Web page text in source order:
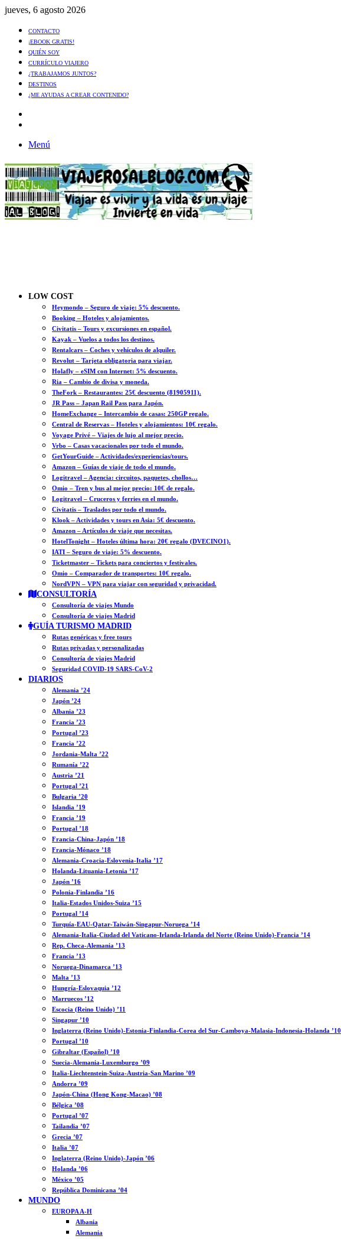
jueves, 6 agosto 2026
CONTACTO
¡EBOOK GRATIS!
QUIÉN SOY
CURRÍCULO VIAJERO
¿TRABAJAMOS JUNTOS?
DESTINOS
¿ME AYUDAS A CREAR CONTENIDO?
Menú
LOW COST
Heymondo – Seguro de viaje: 5% descuento.
Booking – Hoteles y alojamientos.
Civitatis – Tours y excursiones en español.
Kayak – Vuelos a todos los destinos.
Rentalcars – Coches y vehículos de alquiler.
Revolut – Tarjeta obligatoria para viajar.
Holafly – eSIM con Internet: 5% descuento.
Ria – Cambio de divisa y moneda.
TheFork – Restaurantes: 25€ descuento (81905911).
JR Pass – Japan Rail Pass para Japón.
HomeExchange – Intercambio de casas: 250GP regalo.
Central de Reservas – Hoteles y alojamientos: 10€ regalo.
Voyage Privé – Viajes de lujo al mejor precio.
Vrbo – Casas vacacionales por todo el mundo.
GetYourGuide – Actividades/experiencias/tours.
Amazon – Guías de viaje de todo el mundo.
Logitravel – Agencia: circuitos, paquetes, chollos…
Omio – Tren y bus al mejor precio: 10€ de regalo.
Logitravel – Cruceros y ferries en el mundo.
Civitatis – Traslados por todo el mundo.
Klook – Actividades y tours en Asia: 5€ descuento.
Amazon – Artículos de viaje que necesitas.
HotelTonight – Hoteles última hora: 20€ regalo (DVECINO1).
IATI – Seguro de viaje: 5% descuento.
Ticketmaster – Tickets para conciertos y festivales.
Omio – Comparador de transportes: 10€ regalo.
NordVPN – VPN para viajar con seguridad y privacidad.
CONSULTORÍA
Consultoría de viajes Mundo
Consultoría de viajes Madrid
GUÍA TURISMO MADRID
Rutas genéricas y free tours
Rutas privadas y personalizadas
Consultoría de viajes Madrid
Seguridad COVID-19 SARS-CoV-2
DIARIOS
Alemania ’24
Japón ’24
Albania ’23
Francia ’23
Portugal ’23
Francia ’22
Jordania-Malta ’22
Rumanía ’22
Austria ’21
Portugal ’21
Bulgaria ’20
Islandia ’19
Francia ’19
Portugal ’18
Francia-China-Japón ’18
Francia-Mónaco ’18
Alemania-Croacia-Eslovenia-Italia ’17
Holanda-Lituania-Letonia ’17
Japón ’16
Polonia-Finlandia ’16
Italia-Estados Unidos-Suiza ’15
Portugal ’14
Turquía-EAU-Qatar-Taiwán-Singapur-Noruega ’14
Alemania-Italia-Ciudad del Vaticano-Irlanda-Irlanda del Norte (Reino Unido)-Francia ’14
Rep. Checa-Alemania ’13
Francia ’13
Noruega-Dinamarca ’13
Malta ’13
Hungría-Eslovaquia ’12
Marruecos ’12
Escocia (Reino Unido) ’11
Singapur ’10
Inglaterra (Reino Unido)-Estonia-Finlandia-Corea del Sur-Camboya-Malasia-Indonesia-Holanda ’10
Portugal ’10
Gibraltar (Español) ’10
Suecia-Alemania-Luxemburgo ’09
Italia-Liechtenstein-Suiza-Austria-San Marino ’09
Andorra ’09
Japón-China (Hong Kong-Macao) ’08
Bélgica ’08
Portugal ’07
Tailandia ’07
Grecia ’07
Italia ’07
Inglaterra (Reino Unido)-Japón ’06
Holanda ’06
México ’05
República Dominicana ’04
MUNDO
EUROPA A-H
Albania
Alemania